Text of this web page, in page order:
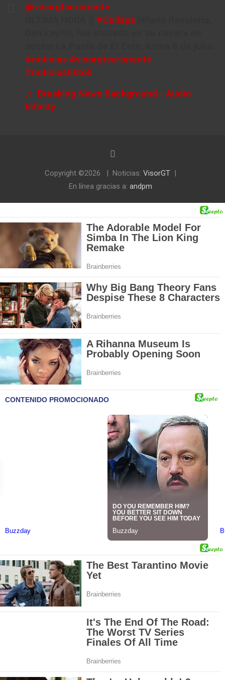
@visorgtsuroriente
#Cuilapa
#noticias #visorgtsuroriente
#noticiastiktok
♬ Breaking News Background - Audio
Infinity
Copyright ©2026 Noticias: VisorGT
En línea gracias a: andpm